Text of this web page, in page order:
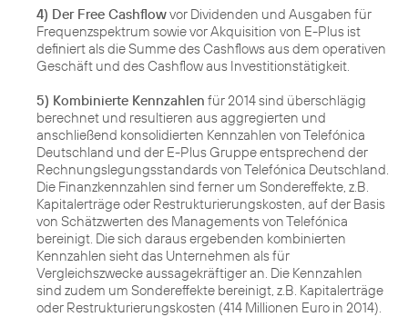
4) Der Free Cashflowvor Dividenden und Ausgaben für
Frequenzspektrum sowie vor Akquisition von E-Plus ist
definiert als die Summe des Cashflows aus dem operativen
Geschäft und des Cashflow aus Investitionstätigkeit.
5) Kombinierte Kennzahlen für 2014 sind überschlägig
berechnet und resultieren aus aggregierten und
anschließend konsolidierten Kennzahlen von Telefónica
Deutschland und der E-Plus Gruppe entsprechend der
Rechnungslegungsstandards von Telefónica Deutschland.
Die Finanzkennzahlen sind ferner um Sondereffekte, z.B.
Kapitalerträge oder Restrukturierungskosten, auf der Basis
von Schätzwerten des Managements von Telefónica
bereinigt. Die sich daraus ergebenden kombinierten
Kennzahlen sieht das Unternehmen als für
Vergleichszwecke aussagekräftiger an. Die Kennzahlen
sind zudem um Sondereffekte bereinigt, z.B. Kapitalerträge
oder Restrukturierungskosten (414 Millionen Euro in 2014).